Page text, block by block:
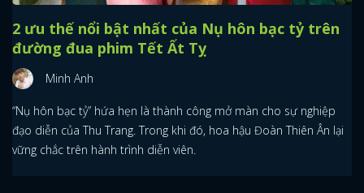
2 ưu thế nổi bật nhất của Nụ hôn bạc tỷ trên
đường đua phim Tết Ất Tỵ
Minh Anh
“Nụ hôn bạc tỷ” hứa hẹn là thành công mở màn cho sự nghiệp
đạo diễn của Thu Trang. Trong khi đó, hoa hậu Đoàn Thiên Ân lại
vững chắc trên hành trình diễn viên.